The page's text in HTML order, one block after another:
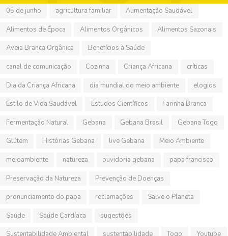
05 de junho agricultura familiar Alimentação Saudável
Alimentos de Época Alimentos Orgânicos Alimentos Sazonais
Aveia Branca Orgânica Benefícios à Saúde
canal de comunicação Cozinha Criança Africana críticas
Dia da Criança Africana dia mundial do meio ambiente elogios
Estilo de Vida Saudável Estudos Científicos Farinha Branca
Fermentação Natural Gebana Gebana Brasil Gebana Togo
Glútem Histórias Gebana live Gebana Meio Ambiente
meioambiente natureza ouvidoria gebana papa francisco
Preservação da Natureza Prevenção de Doenças
pronunciamento do papa reclamações Salve o Planeta
Saúde Saúde Cardíaca sugestões
Sustentabilidade Ambiental sustentábilidade Togo Youtube